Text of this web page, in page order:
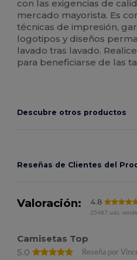
con las exigencias de
mercado mayorista. Es
técnicas de impresión,
logotipos y diseños
lavado tras lavado.
para beneficiarse de las
Descubre otros productos
Reseñas de Clientes del
Valoración: 4.8
25487 uds.
Camisetas Top
5.0
Reseña por